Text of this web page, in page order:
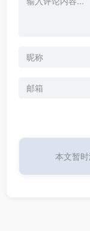
本文暂